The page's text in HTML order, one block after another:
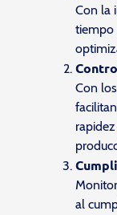
Con la
tiempo
Con
al